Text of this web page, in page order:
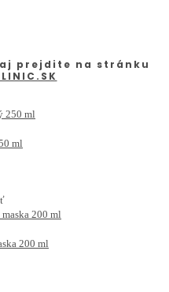
prejdite na stránku
ml
200 ml